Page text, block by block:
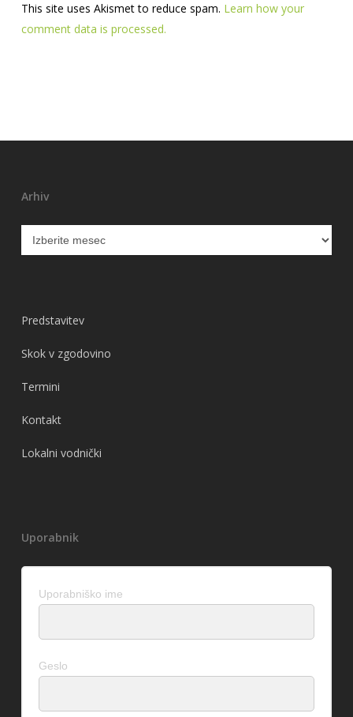
This site uses Akismet to reduce spam. Learn how your
comment data is processed.
Arhiv
Arhiv
Predstavitev
Skok v zgodovino
Termini
Kontakt
Lokalni vodnički
Uporabnik
Uporabniško ime
Geslo